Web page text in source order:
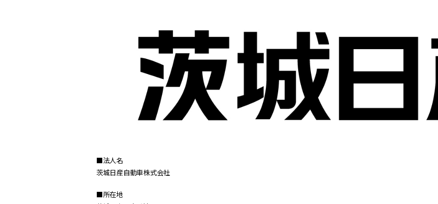
■法人名
茨城日産自動車株式会社
■所在地